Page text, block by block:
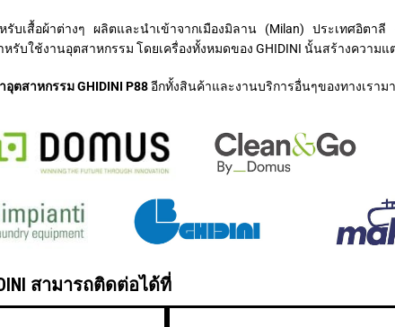
บเสื้อผ้าต่างๆ ผลิตและนำเข้าจากเมืองมิลาน (Milan) ประเทศอิตา
บใช้งานอุตสาหกรรม โดยเครื่องทั้งหมดของ GHIDINI นั้นสร้างความแ
อุตสาหกรรม GHIDINI P88อีกทั้งสินค้าและงานบริการอื่นๆของทางเราม
สามารถติดต่อได้ที่